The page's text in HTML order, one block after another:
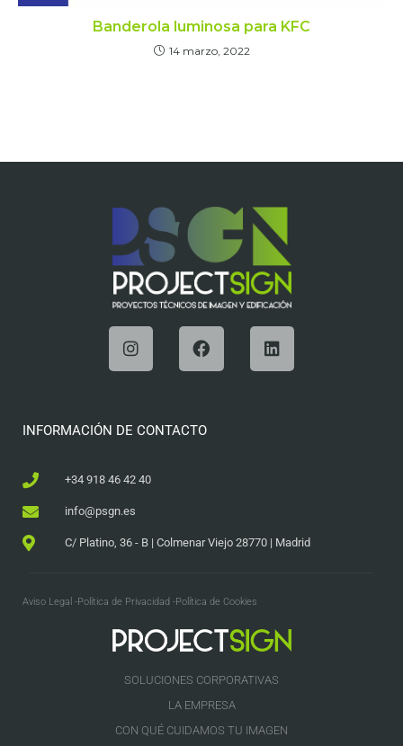
Banderola luminosa para KFC
14 marzo, 2022
INFORMACIÓN DE CONTACTO
+34 918 46 42 40
info@psgn.es
C/ Platino, 36 - B | Colmenar Viejo 28770 | Madrid
Aviso Legal -Política de Privacidad -Política de Cookies
SOLUCIONES CORPORATIVAS
LA EMPRESA
CON QUÉ CUIDAMOS TU IMAGEN